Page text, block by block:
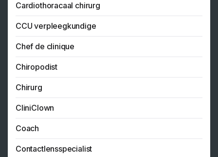
Cardiothoracaal chirurg
CCU verpleegkundige
Chef de clinique
Chiropodist
Chirurg
CliniClown
Coach
Contactlensspecialist